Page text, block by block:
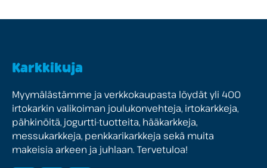
Karkkikuja
Myymälästämme ja verkkokaupasta löydät yli 400
irtokarkin valikoiman joulukonvehteja, irtokarkkeja,
pähkinöitä, jogurtti-tuotteita, hääkarkkeja,
messukarkkeja, penkkarikarkkeja sekä muita
makeisia arkeen ja juhlaan. Tervetuloa!